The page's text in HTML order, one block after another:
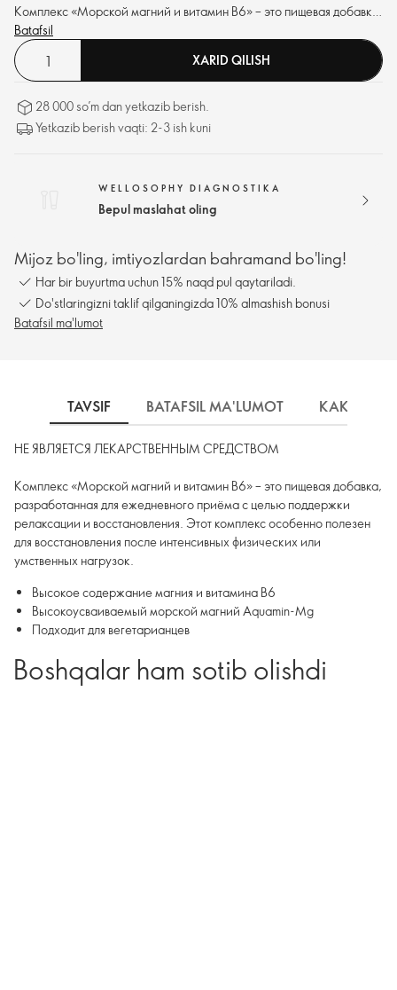
Комплекс «Морской магний и витамин B6» – это пищевая добавка,
разработанная для ежедневного приёма с целью поддержки
релаксации и восстановления. Этот комплекс особенно полезен
для восстановления после интенсивных физических или
умственных нагрузок.
Batafsil
XARID QILISH
28 000 so’m dan yetkazib berish.
Yetkazib berish vaqti: 2-3 ish kuni
WELLOSOPHY DIAGNOSTIKA
Bepul maslahat oling
Mijoz bo'ling, imtiyozlardan bahramand bo'ling!
Har bir buyurtma uchun 15% naqd pul qaytariladi.
Do'stlaringizni taklif qilganingizda 10% almashish bonusi
Batafsil ma'lumot
TAVSIF BATAFSIL MA'LUMOT КАК
НЕ ЯВЛЯЕТСЯ ЛЕКАРСТВЕННЫМ СРЕДСТВОМ
Комплекс «Морской магний и витамин B6» – это пищевая добавка,
разработанная для ежедневного приёма с целью поддержки
релаксации и восстановления. Этот комплекс особенно полезен
для восстановления после интенсивных физических или
умственных нагрузок.
Высокое содержание магния и витамина B6
Высокоусваиваемый морской магний Aquamin-Mg
Подходит для вегетарианцев
Boshqalar ham sotib olishdi